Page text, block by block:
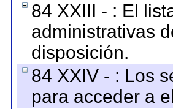
84 XXIII - : El
administrativas
disposición.
84 XXIV - : Los
para acceder a